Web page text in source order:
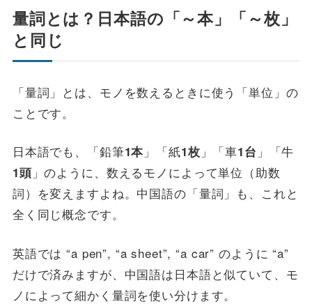
量詞とは？日本語の「～本」「～枚」
と同じ
「量詞」とは、モノを数えるときに使う「単位」の
ことです。
日本語でも、「鉛筆1本 」「紙1枚 」「車1台 」「牛
1頭 」のように、数えるモノによって単位（助数
詞）を変えますよね。中国語の「量詞」も、これと
全く同じ概念です。
英語では “a pen”, “a sheet”, “a car” のように “a”
だけで済みますが、中国語は日本語と似ていて、モ
ノによって細かく量詞を使い分けます。